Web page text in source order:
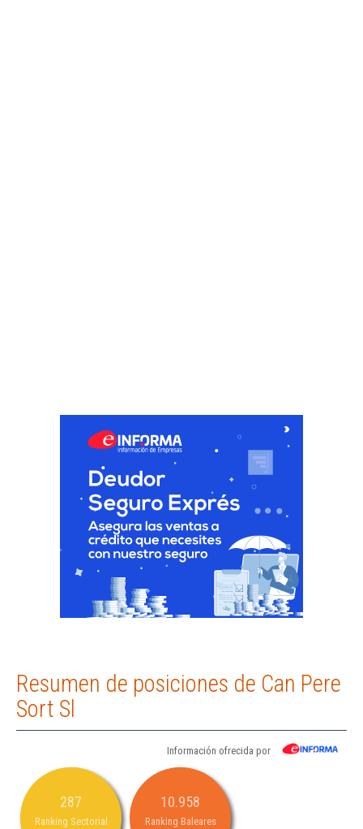
Resumen de posiciones de Can Pere
Sort Sl
Información ofrecida por
287
Ranking Sectorial
10.958
Ranking Baleares